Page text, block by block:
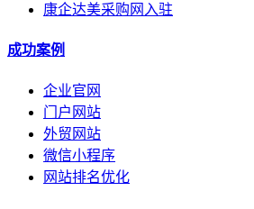
康企达美采购网入驻
成功案例
企业官网
门户网站
外贸网站
微信小程序
网站排名优化